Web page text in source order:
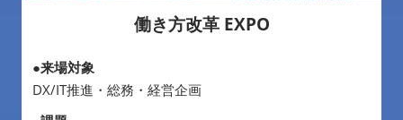
働き方改革 EXPO
●来場対象
DX/IT推進・総務・経営企画